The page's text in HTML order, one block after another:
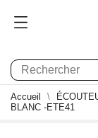
Accueil
BLANC -ETE41